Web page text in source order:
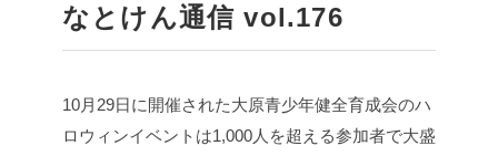
なとけん通信 vol.176
10月29日に開催された大原青少年健全育成会のハ
ロウィンイベントは1,000人を超える参加者で大盛